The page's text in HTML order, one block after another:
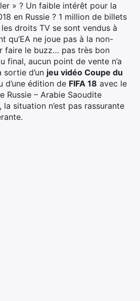
» ? Un faible intérêt pour la
en Russie ? 1 million de billets
droits TV se sont vendus à
qu’EA ne joue pas à la non-
faire le buzz… pas très bon
final, aucun point de vente n’a
d’un jeu vidéo Coupe du
d’une édition de FIFA 18 avec le
Russie – Arabie Saoudite
la situation n’est pas rassurante